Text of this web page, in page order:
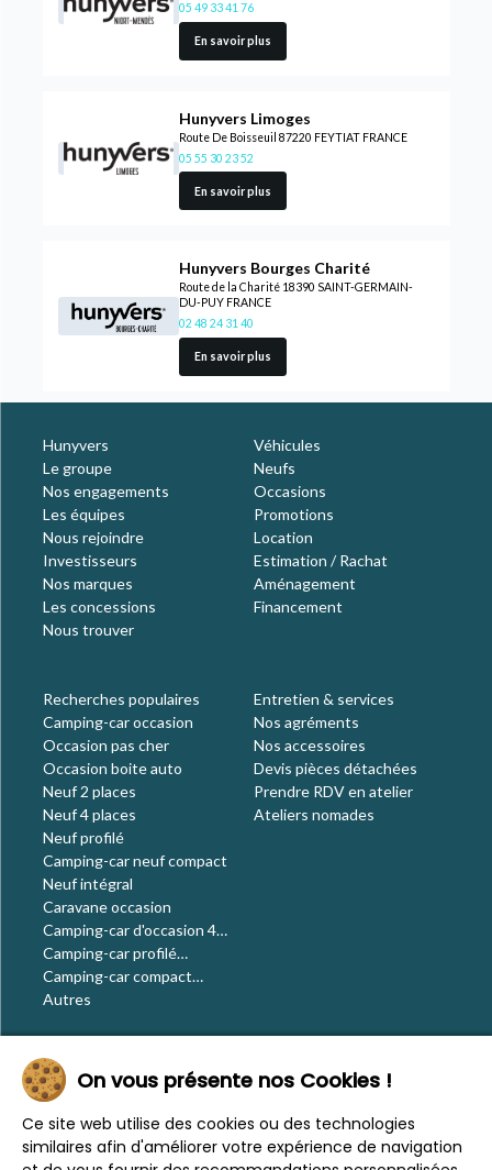
05 49 33 41 76
En savoir plus
Hunyvers Limoges
Route De Boisseuil 87220 FEYTIAT FRANCE
05 55 30 23 52
En savoir plus
Hunyvers Bourges Charité
Route de la Charité 18390 SAINT-GERMAIN-
DU-PUY FRANCE
02 48 24 31 40
En savoir plus
Hunyvers
Le groupe
Nos engagements
Les équipes
Nous rejoindre
Investisseurs
Nos marques
Les concessions
Nous trouver
Véhicules
Neufs
Occasions
Promotions
Location
Estimation / Rachat
Aménagement
Financement
Recherches populaires
Camping-car occasion
Occasion pas cher
Occasion boite auto
Neuf 2 places
Neuf 4 places
Neuf profilé
Camping-car neuf compact
Neuf intégral
Caravane occasion
Camping-car d'occasion 4
places
Camping-car profilé
occasion
Camping-car compact
occasion
Autres
Entretien & services
Nos agréments
Nos accessoires
Devis pièces détachées
Prendre RDV en atelier
Ateliers nomades
Le blog
Actualités
Évènements
Nos conseils
Vos voyages
On vous présente nos Cookies !
Ce site web utilise des cookies ou des technologies
similaires afin d'améliorer votre expérience de navigation